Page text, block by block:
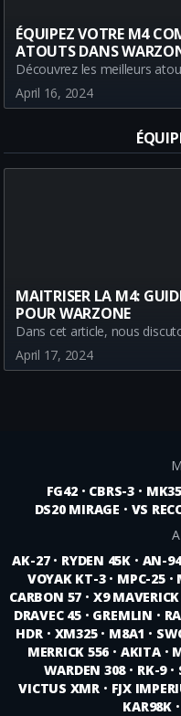
ÉQUIPEZ VOTRE M4
ATOUTS DANS
April 16, 2024
MAITRISER LA M4:
POUR WARZONE
April 17, 2024
FG42 • CBRS-3 •
DS20 MIRAGE • VS
AK-27 • RYDEN 45K • AN-94
VOYAK KT-3 • MPC-25 •
CARBON 57 • X9 MAVERICK
DRAVEC 45 • GREMLIN •
HDR • XM325 • M8A1 •
MERRICK 556 • AKITA •
WARDEN 308 • RK-9 •
VICTUS XMR • FJX
KAR98K •